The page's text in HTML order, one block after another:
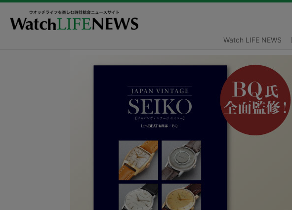
Watch LIFE NEWS